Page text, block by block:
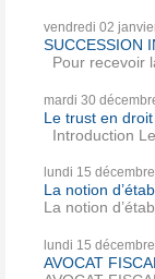
vendredi 02
SUCCESSION
Pour recevoir
mardi 30
Le trust en
Introduction
lundi 15
La notion
La notion
lundi 15
AVOCAT